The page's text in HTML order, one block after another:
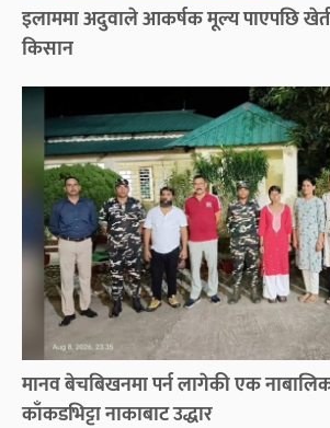
इलाममा अदुवाले आकर्षक मूल्य पाएपछि खेती
किसान
मानव बेचबिखनमा पर्न लागेकी एक
काँकडभिट्टा नाकाबाट उद्धार